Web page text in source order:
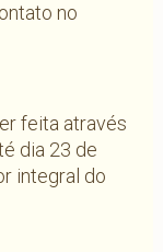
no
feita através
dia 23 de
integral do